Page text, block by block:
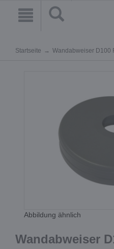
Startseite Wandabweiser D100
Abbildung ähnlich
Wandabweiser